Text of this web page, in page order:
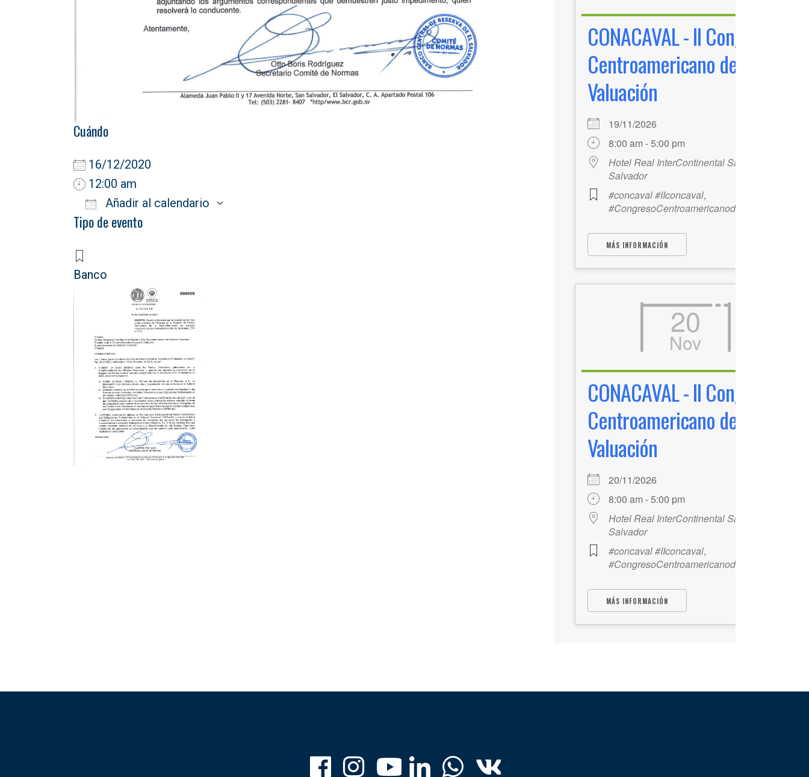
Cuándo
16/12/2020
12:00 am
Añadir al calendario
Descargar ICS
Tipo de evento
Banco
CONACAVAL - II Congreso
Centroamericano de
Valuación
19/11/2026
8:00 am - 5:00 pm
Hotel Real InterContinental San
Salvador
#concaval #IIconcaval,
#CongresoCentroamericanodeValuación
MÁS INFORMACIÓN
20
Nov
CONACAVAL - II Congreso
Centroamericano de
Valuación
20/11/2026
8:00 am - 5:00 pm
Hotel Real InterContinental San
Salvador
#concaval #IIconcaval,
#CongresoCentroamericanodeValuación
MÁS INFORMACIÓN